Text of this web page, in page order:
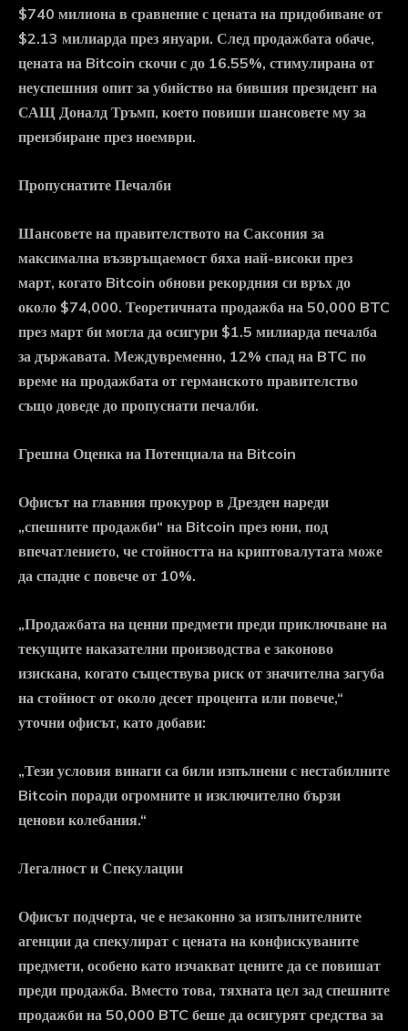
$740 милиона в сравнение с цената на придобиване от
$2.13 милиарда през януари. След продажбата обаче,
цената на Bitcoin скочи с до 16.55%, стимулирана от
неуспешния опит за убийство на бившия президент на
САЩ Доналд Тръмп, което повиши шансовете му за
преизбиране през ноември.
Пропуснатите Печалби
Шансовете на правителството на Саксония за
максимална възвръщаемост бяха най-високи през
март, когато Bitcoin обнови рекордния си връх до
около $74,000. Теоретичната продажба на 50,000 BTC
през март би могла да осигури $1.5 милиарда печалба
за държавата. Междувременно, 12% спад на BTC по
време на продажбата от германското правителство
също доведе до пропуснати печалби.
Грешна Оценка на Потенциала на Bitcoin
Офисът на главния прокурор в Дрезден нареди
„спешните продажби“ на Bitcoin през юни, под
впечатлението, че стойността на криптовалутата може
да спадне с повече от 10%.
„Продажбата на ценни предмети преди приключване на
текущите наказателни производства е законово
изискана, когато съществува риск от значителна загуба
на стойност от около десет процента или повече,“
уточни офисът, като добави:
„Тези условия винаги са били изпълнени с нестабилните
Bitcoin поради огромните и изключително бързи
ценови колебания.“
Легалност и Спекулации
Офисът подчерта, че е незаконно за изпълнителните
агенции да спекулират с цената на конфискуваните
предмети, особено като изчакват цените да се повишат
преди продажба. Вместо това, тяхната цел зад спешните
продажби на 50,000 BTC беше да осигурят средства за